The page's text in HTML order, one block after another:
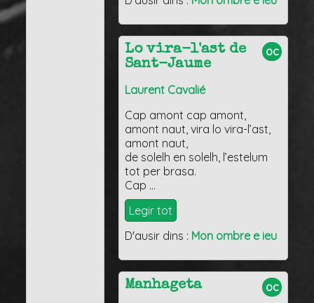
oc
Lo vira-l'ast de
Sant-Jaume
Laurent Cavalié
Cap amont cap amont,
amont naut, vira lo vira-l’ast,
amont naut,
de solelh en solelh, l’estelum
tot per brasa.
Cap …
Legir tot
D'ausir dins : Mon ombre e ieu
oc
Manhageta